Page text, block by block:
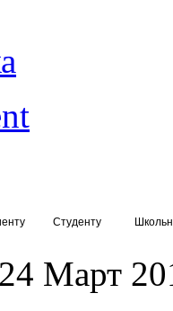
Студенту
Март